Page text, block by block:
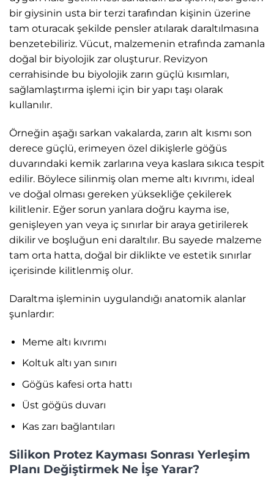
bir giysinin usta bir terzi tarafından kişinin üzerine
tam oturacak şekilde pensler atılarak daraltılmasına
benzetebiliriz. Vücut, malzemenin etrafında zamanla
doğal bir biyolojik zar oluşturur. Revizyon
cerrahisinde bu biyolojik zarın güçlü kısımları,
sağlamlaştırma işlemi için bir yapı taşı olarak
kullanılır.
Örneğin aşağı sarkan vakalarda, zarın alt kısmı son
derece güçlü, erimeyen özel dikişlerle göğüs
duvarındaki kemik zarlarına veya kaslara sıkıca tespit
edilir. Böylece silinmiş olan meme altı kıvrımı, ideal
ve doğal olması gereken yüksekliğe çekilerek
kilitlenir. Eğer sorun yanlara doğru kayma ise,
genişleyen yan veya iç sınırlar bir araya getirilerek
dikilir ve boşluğun eni daraltılır. Bu sayede malzeme
tam orta hatta, doğal bir diklikte ve estetik sınırlar
içerisinde kilitlenmiş olur.
Daraltma işleminin uygulandığı anatomik alanlar
şunlardır:
Meme altı kıvrımı
Koltuk altı yan sınırı
Göğüs kafesi orta hattı
Üst göğüs duvarı
Kas zarı bağlantıları
Silikon Protez Kayması Sonrası Yerleşim
Planı Değiştirmek Ne İşe Yarar?